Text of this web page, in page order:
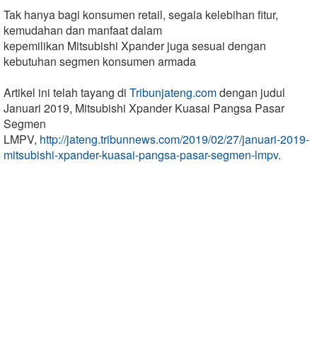
Tak hanya bagi konsumen retail, segala kelebihan fitur,
kemudahan dan manfaat dalam
kepemilikan Mitsubishi Xpander juga sesuai dengan
kebutuhan segmen konsumen armada
Artikel ini telah tayang di Tribunjateng.comdengan judul
Januari 2019, Mitsubishi Xpander Kuasai Pangsa Pasar
Segmen
LMPV, http://jateng.tribunnews.com/2019/02/27/januari-2019-
mitsubishi-xpander-kuasai-pangsa-pasar-segmen-lmpv.